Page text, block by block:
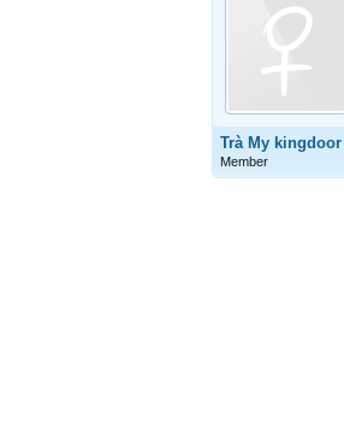
Trà My kingdoor
Member